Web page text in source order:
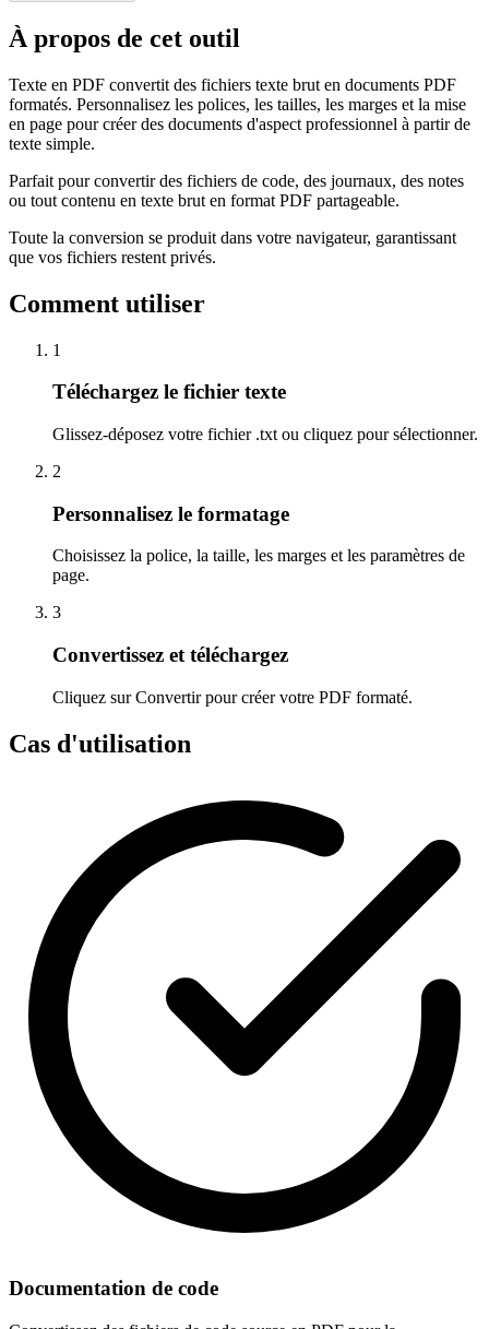
À propos de cet outil
Texte en PDF convertit des fichiers texte brut en documents PDF
formatés. Personnalisez les polices, les tailles, les marges et la mise
en page pour créer des documents d'aspect professionnel à partir de
texte simple.
Parfait pour convertir des fichiers de code, des journaux, des notes
ou tout contenu en texte brut en format PDF partageable.
Toute la conversion se produit dans votre navigateur, garantissant
que vos fichiers restent privés.
Comment utiliser
1
Téléchargez le fichier texte
Glissez-déposez votre fichier .txt ou cliquez pour sélectionner.
2
Personnalisez le formatage
Choisissez la police, la taille, les marges et les paramètres de
page.
3
Convertissez et téléchargez
Cliquez sur Convertir pour créer votre PDF formaté.
Cas d'utilisation
Documentation de code